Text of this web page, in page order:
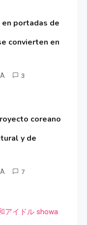
portadas de
convierten en
3
coreano
y de
7
アイドル showa